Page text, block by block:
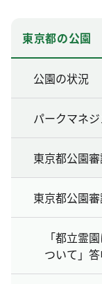
東京都の公園
公園の状況
パークマネ
東京都公園
東京都公園
「都立霊
ついて」